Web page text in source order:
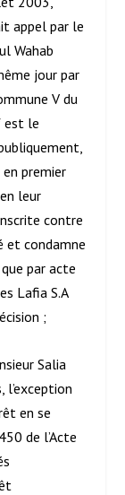
appel par le
Wahab
jour par
V du
est le
premier
leur
contre
et condamne
par acte
Lafia S.A
;
Salia
l’exception
en se
de l’Acte